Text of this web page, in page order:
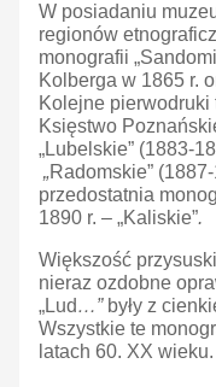
W posiadaniu
regionów
monografii
Kolberga w 1865 r.
Kolejne pierwodruki
Księstwo
„Lubelskie” (1883-
„Radomskie”
przedostatnia
1890 r. – „Kaliskie”.
Większość
nieraz ozdobne
„Lud…” były z
Wszystkie te
latach 60. XX wieku.